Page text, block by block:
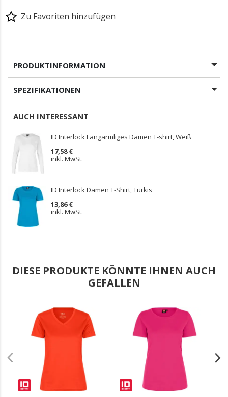
Zu Favoriten hinzufügen
PRODUKTINFORMATION
SPEZIFIKATIONEN
AUCH INTERESSANT
ID Interlock Langärmliges Damen T-shirt, Weiß
17,58 €
inkl. MwSt.
ID Interlock Damen T-Shirt, Türkis
13,86 €
inkl. MwSt.
DIESE PRODUKTE KÖNNTE IHNEN AUCH
GEFALLEN